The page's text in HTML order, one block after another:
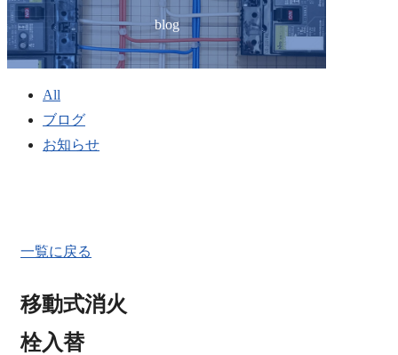
ッ
プ
blog
All
ブログ
お知らせ
一覧に戻る
移動式消火
栓入替